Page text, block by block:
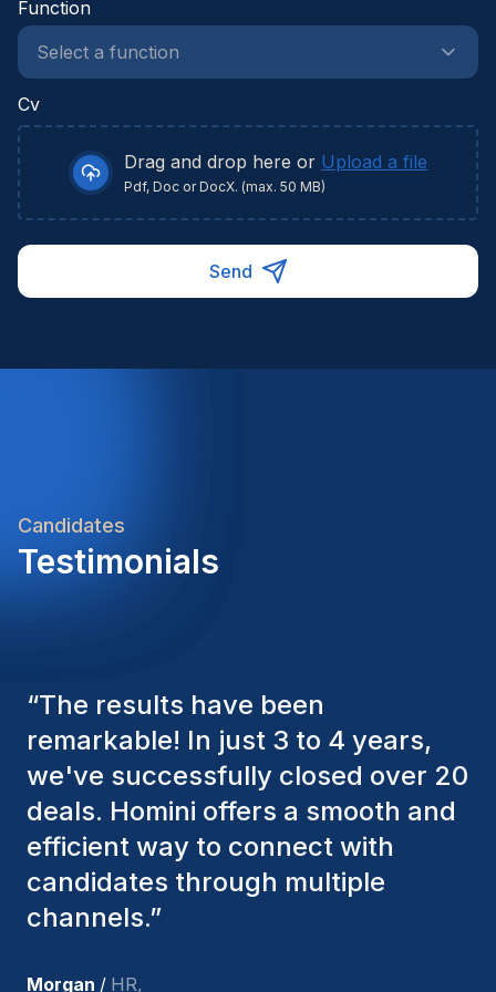
Function
Cv
Drag and drop here or Upload a file
Pdf, Doc or DocX. (max. 50 MB)
Send
Candidates
Testimonials
“The Homini consultants have
consistently considered various
factors to ensure they present the
best candidates. The individuals
we've hired are still with us, and
I’m truly pleased with the new
team members.
Joakin / Deputy-AMLCO